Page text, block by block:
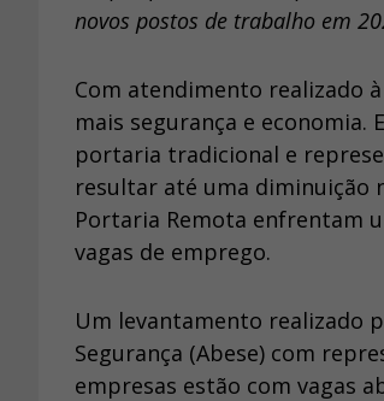
novos postos de trabalho em
Com atendimento realizado
mais segurança e economia.
portaria tradicional e
resultar até uma diminuição
Portaria Remota enfrentam
vagas de emprego.
Um levantamento realizado
Segurança (Abese) com
empresas estão com vagas